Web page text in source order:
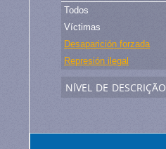
Todos
Víctimas
Desaparición forzada
Represión ilegal
nível de descrição